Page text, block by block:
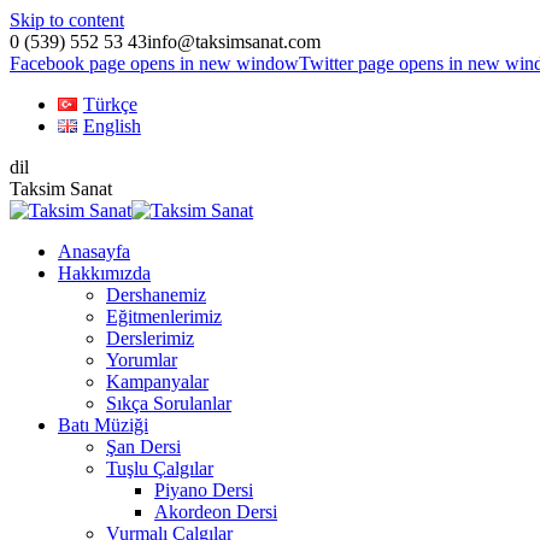
Skip to content
0 (539) 552 53 43info@taksimsanat.com
Facebook page opens in new windowTwitter page opens in new
Türkçe
English
dil
Taksim Sanat
Anasayfa
Hakkımızda
Dershanemiz
Eğitmenlerimiz
Derslerimiz
Yorumlar
Kampanyalar
Sıkça Sorulanlar
Batı Müziği
Şan Dersi
Tuşlu Çalgılar
Piyano Dersi
Akordeon Dersi
Vurmalı Çalgılar